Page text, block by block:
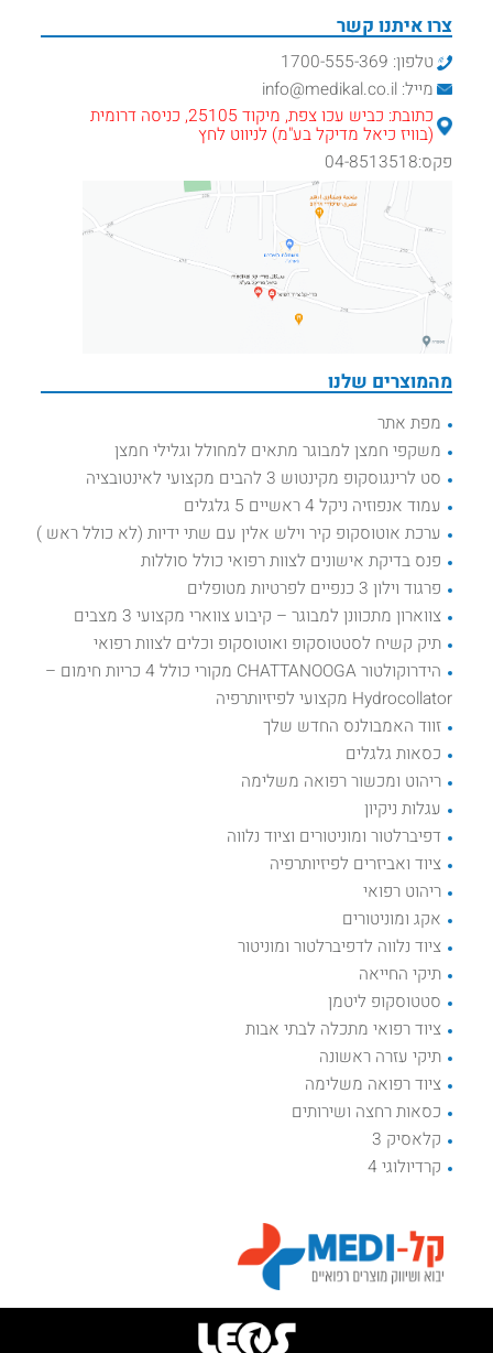
מהמוצרים שלנו
מפת אתר
משקפי חמצן למבוגר מתאים למחולל וגלילי חמצן
סט לרינגוסקופ מקינטוש 3 להבים מקצועי לאינטובציה
עמוד אנפוזיה ניקל 4 ראשיים 5 גלגלים
ערכת אוטוסקופ קיר וילש אלין עם שתי ידיות (לא כולל ראש )
פנס בדיקת אישונים לצוות רפואי כולל סוללות
פרגוד וילון 3 כנפיים לפרטיות מטופלים
צווארון מתכוונן למבוגר – קיבוע צווארי מקצועי 3 מצבים
תיק קשיח לסטטוסקופ ואוטוסקופ וכלים לצוות רפואי
הידרוקולטור CHATTANOOGA מקורי כולל 4 כריות חימום –
Hydrocollator מקצועי לפיזיותרפיה
זווד האמבולנס החדש שלך
כסאות גלגלים
ריהוט ומכשור רפואה משלימה
עגלות ניקיון
דפיברלטור ומוניטורים וציוד נלווה
ציוד ואביזרים לפיזיותרפיה
ריהוט רפואי
אקג ומוניטורים
ציוד נלווה לדפיברלטור ומוניטור
תיקי החייאה
סטטוסקופ ליטמן
ציוד רפואי מתכלה לבתי אבות
תיקי עזרה ראשונה
ציוד רפואה משלימה
כסאות רחצה ושירותים
קלאסיק 3
קרדיולוגי 4
צרו איתנו קשר
טלפון: 1700-555-369
מייל: info@medikal.co.il
כתובת: כביש עכו צפת, מיקוד 25105, כניסה דרומית
(בוויז כיאל מדיקל בע"מ) לניווט לחץ
פקס:04-8513518